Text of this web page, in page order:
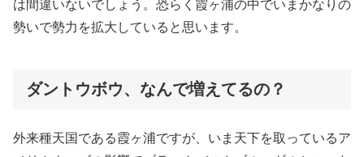
は間違いないでしょう。恐らく霞ヶ浦の中でいまかなりの
勢いで勢力を拡大していると思います。
ダントウボウ、なんで増えてるの？
外来種天国である霞ヶ浦ですが、いま天下を取っているア